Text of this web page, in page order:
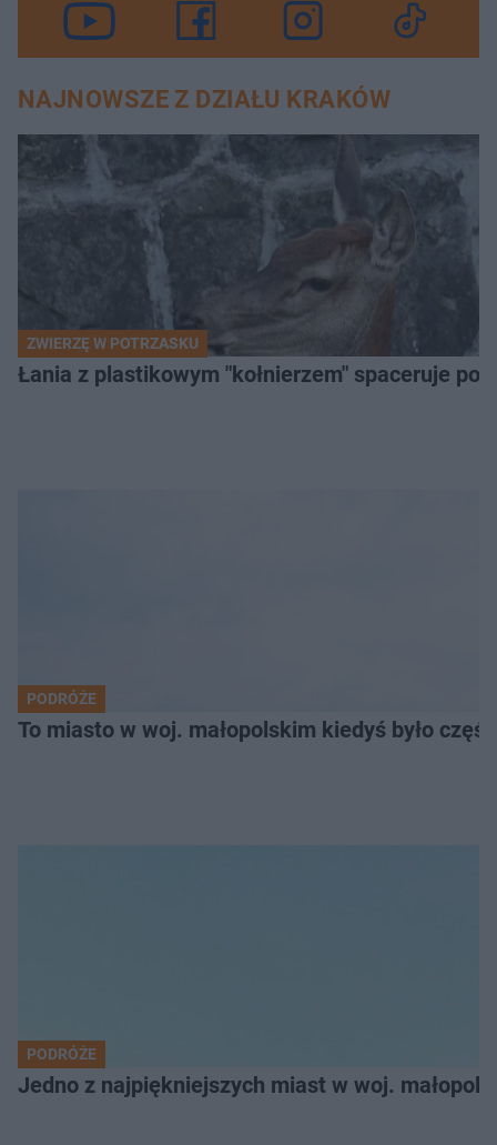
NAJNOWSZE Z DZIAŁU KRAKÓW
ZWIERZĘ W POTRZASKU
Łania z plastikowym "kołnierzem" spaceruje po
PODRÓŻE
To miasto w woj. małopolskim kiedyś było
PODRÓŻE
Jedno z najpiękniejszych miast w woj.